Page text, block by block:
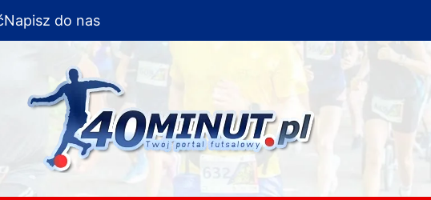
Napisz do nas